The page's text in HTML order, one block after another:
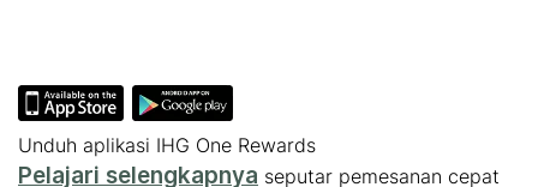
Unduh aplikasi IHG One Rewards
Pelajari selengkapnya seputar pemesanan cepat